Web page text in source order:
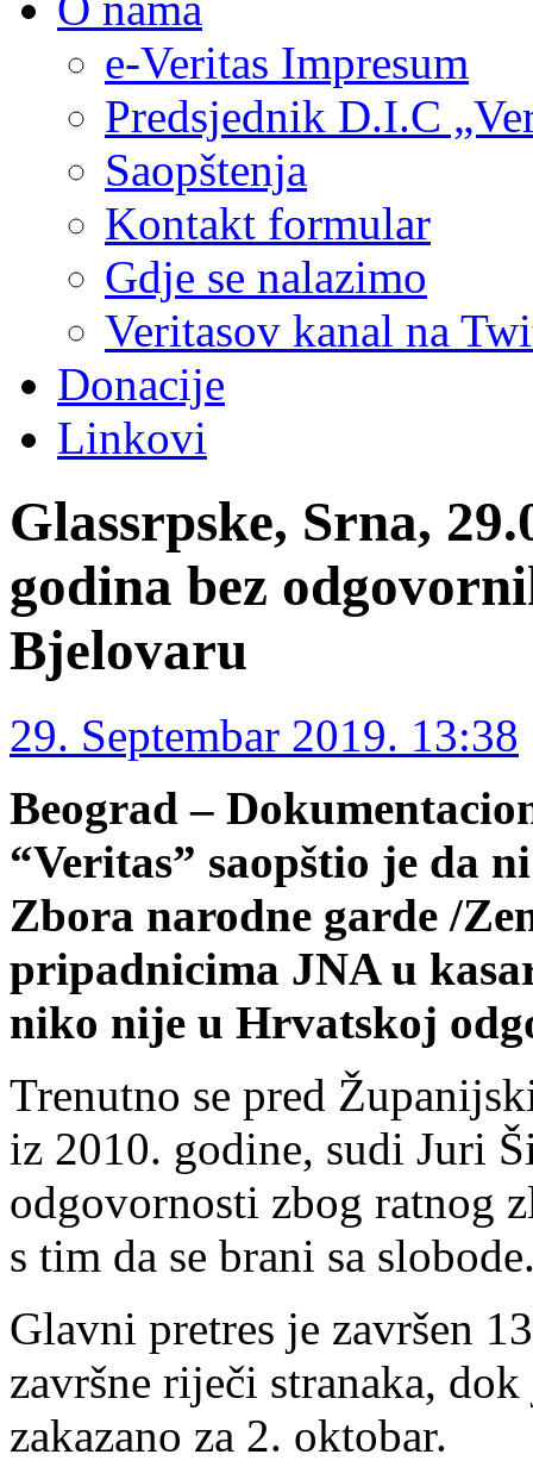
e-Veritas Impresum
Predsjednik D.I.C
Saopštenja
Kontakt formular
Gdje se nalazimo
Veritasov kanal na
Donacije
Linkovi
Glassrpske, Srna,
godina bez
Bjelovaru
29. Septembar 2019. 13:38
Beograd –
“Veritas” saopštio je da
Zbora narodne garde /
pripadnicima JNA u
niko nije u Hrvatskoj
Trenutno se pred
iz 2010. godine, sudi Juri
odgovornosti zbog ratnog
s tim da se brani sa
Glavni pretres je završen
završne riječi stranaka,
zakazano za 2. oktobar.